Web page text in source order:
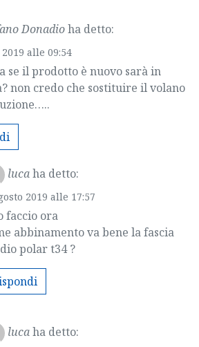
Donadioha detto:
alle 09:54
se il prodotto è nuovo sarà in
non credo che sostituire il volano
lucaha detto:
2019 alle 17:57
faccio ora
abbinamento va bene la fascia
polar t34 ?
lucaha detto: